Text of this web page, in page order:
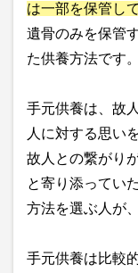
は一部を保管し
遺骨のみを保管
た供養方法です。
手元供養は、故
人に対する思い
故人との繋がり
と寄り添ってい
方法を選ぶ人が
手元供養は比較